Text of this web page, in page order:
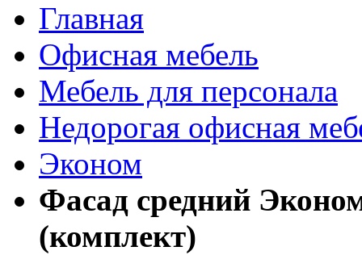
Главная
Офисная мебель
Мебель для персонала
Недорогая офисная
Эконом
Фасад средний
(комплект)